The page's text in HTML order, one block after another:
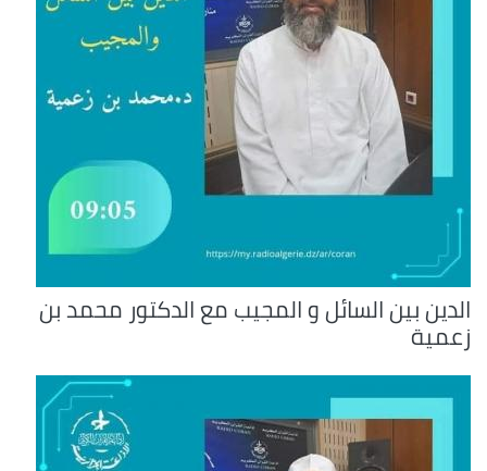
الدين بين السائل و المجيب مع الدكتور محمد بن
زعمية